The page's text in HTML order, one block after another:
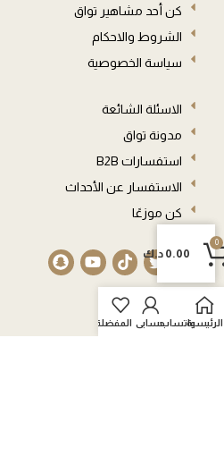
0
0.00 د.ك
كن أحد مشاهير تواق
الشروط والاحكام
سياسة الخصوصية
الاسئلة الشائعة
مدونة تواق
استفسارات B2B
الاستفسار عن الأحداث
كن موزعًا
الرئيسيةواتسابحسابي المفضلة